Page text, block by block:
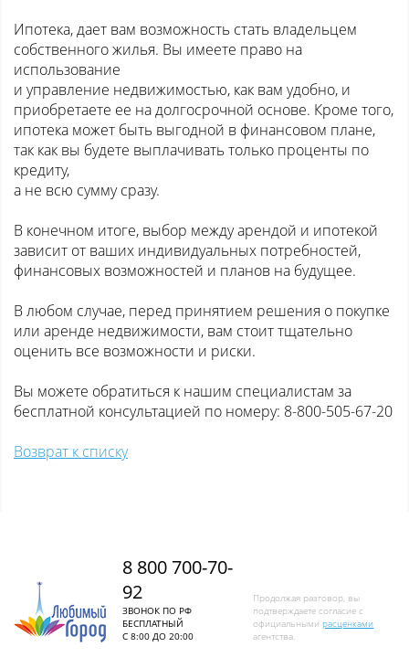
Ипотека, дает вам возможность стать владельцем
собственного жилья. Вы имеете право на
использование
и управление недвижимостью, как вам удобно, и
приобретаете ее на долгосрочной основе. Кроме того,
ипотека может быть выгодной в финансовом плане,
так как вы будете выплачивать только проценты по
кредиту,
а не всю сумму сразу.
В конечном итоге, выбор между арендой и ипотекой
зависит от ваших индивидуальных потребностей,
финансовых возможностей и планов на будущее.
В любом случае, перед принятием решения о покупке
или аренде недвижимости, вам стоит тщательно
оценить все возможности и риски.
Вы можете обратиться к нашим специалистам за
бесплатной консультацией по номеру: 8-800-505-67-20
Возврат к списку
8 800 700-70-
92
ЗВОНОК ПО РФ
БЕСПЛАТНЫЙ
С 8:00 ДО 20:00
Продолжая разговор, вы
подтверждаете согласие с
официальнымирасценками
агентства.